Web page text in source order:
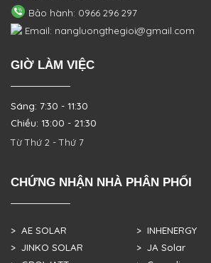
Bảo hành: 0966 296 297
Email: nangluongthegioi@gmail.com
GIỜ LÀM VIỆC
Sáng: 7:30 - 11:30
Chiều: 13:00 - 21:30
Từ Thứ 2 - Thứ 7
CHỨNG NHẬN NHÀ PHÂN PHỐI
> AE SOLAR
> JINKO SOLAR
> INHENERGY
> JA Solar